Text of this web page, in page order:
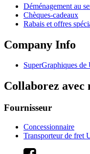
Déménagement au
Chèques-cadeaux
Rabais et offres
Company Info
SuperGraphiques de
Collaborez avec
Fournisseur
Concessionnaire
Transporteur de fret